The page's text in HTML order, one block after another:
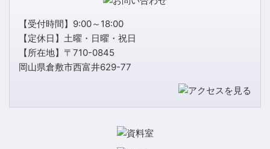
【受付時間】9:00～18:00
【定休日】土曜・日曜・祝日
【所在地】〒710-0845
岡山県倉敷市西富井629-77